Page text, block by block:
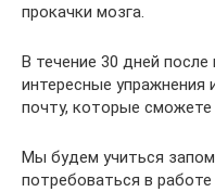
прокачки мозга.
В течение 30 дней
интересные
почту, которые
Мы будем учиться
потребоваться в